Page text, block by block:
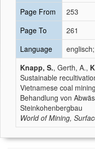
Page From
253
Page To
261
Language
Knapp, S., Gerth, A.,
Sustainable
Vietnamese coal
Behandlung von
Steinkohenbergbau
World of Mining,